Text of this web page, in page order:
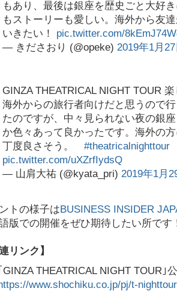
もあり、最後は銀座を歴史ごと大好
もストーリーも愛しい。海外から友
いきたい！ pic.twitter.com/
— きださおり (@opeke) 2019年1月
GINZA THEATRICAL NIGHT TOUR
海外からの旅行者向けだと思うので
たのですが、中々見られない夜の銀
か色々あって良かったです。海外の
丁度良さそう。 #theatricalnighttour
pic.twitter.com/uXZrfIydsQ
— 山肩大祐 (@kyata_pri) 2019年1月
トの様子はBUSINESS INSIDER
版での開催をぜひ期待したい所です
リンク】
GINZA THEATRICAL NIGHT TOUR｣
www.shochiku.co.jp/pj/t-